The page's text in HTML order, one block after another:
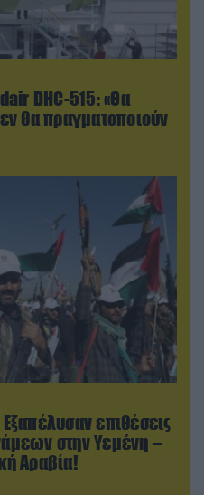
DHC-515: «Θα
θα πραγματοποιούν
επιθέσεις
στην Υεμένη –
Αραβία!